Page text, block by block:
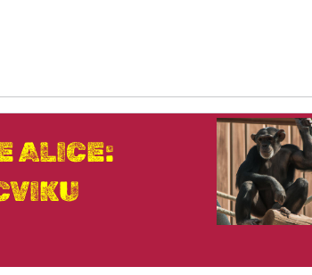
ALICE: